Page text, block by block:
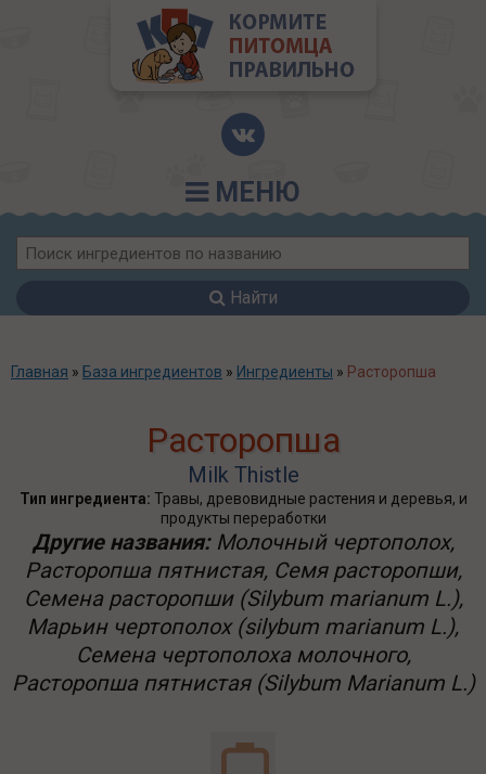
МЕНЮ
Найти
Главная » База ингредиентов » Ингредиенты » Расторопша
Расторопша
Milk Thistle
Тип ингредиента: Травы, древовидные растения и деревья, и
продукты переработки
Другие названия:Молочный чертополох,
Расторопша пятнистая, Семя расторопши,
Семена расторопши (Silybum marianum L.),
Марьин чертополох (silybum marianum L.),
Семена чертополоха молочного,
Расторопша пятнистая (Silybum Marianum L.)